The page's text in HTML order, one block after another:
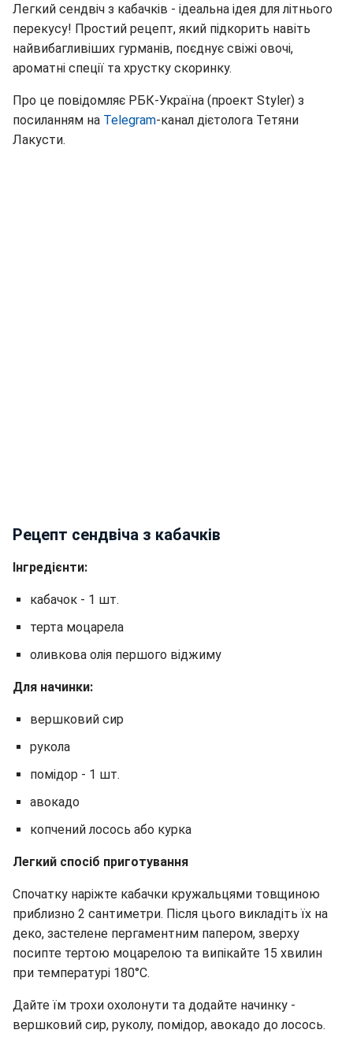
Легкий сендвіч з кабачків - ідеальна ідея для літнього
перекусу! Простий рецепт, який підкорить навіть
найвибагливіших гурманів, поєднує свіжі овочі,
ароматні спеції та хрустку скоринку.
Про це повідомляє РБК-Україна (проект Styler) з
посиланням на Telegram-канал дієтолога Тетяни
Лакусти.
Рецепт сендвіча з кабачків
Інгредієнти:
кабачок - 1 шт.
терта моцарела
оливкова олія першого віджиму
Для начинки:
вершковий сир
рукола
помідор - 1 шт.
авокадо
копчений лосось або курка
Легкий спосіб приготування
Спочатку наріжте кабачки кружальцями товщиною
приблизно 2 сантиметри. Після цього викладіть їх на
деко, застелене пергаментним папером, зверху
посипте тертою моцарелою та випікайте 15 хвилин
при температурі 180°C.
Дайте їм трохи охолонути та додайте начинку -
вершковий сир, руколу, помідор, авокадо до лосось.